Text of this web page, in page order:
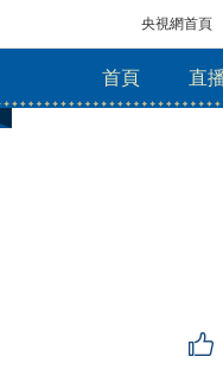
央視網首頁
首頁 直